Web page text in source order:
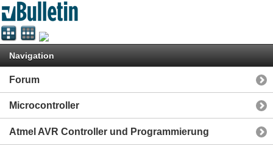
Navigation
Forum
Microcontroller
Atmel AVR Controller und Programmierung